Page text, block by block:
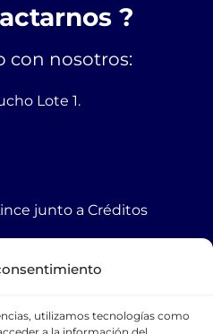
utilizamos tecnologías como
?
con nosotros:
Lote 1.
junto a Créditos
1